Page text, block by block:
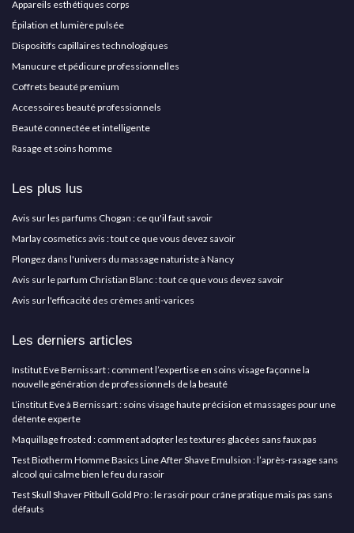
Appareils esthétiques corps
Épilation et lumière pulsée
Dispositifs capillaires technologiques
Manucure et pédicure professionnelles
Coffrets beauté premium
Accessoires beauté professionnels
Beauté connectée et intelligente
Rasage et soins homme
Les plus lus
Avis sur les parfums Chogan : ce qu'il faut savoir
Marlay cosmetics avis : tout ce que vous devez savoir
Plongez dans l'univers du massage naturiste à Nancy
Avis sur le parfum Christian Blanc : tout ce que vous devez savoir
Avis sur l'efficacité des crèmes anti-varices
Les derniers articles
Institut Eve Bernissart : comment l’expertise en soins visage façonne la
nouvelle génération de professionnels de la beauté
L’institut Eve à Bernissart : soins visage haute précision et massages pour une
détente experte
Maquillage frosted : comment adopter les textures glacées sans faux pas
Test Biotherm Homme Basics Line After Shave Emulsion : l’après-rasage sans
alcool qui calme bien le feu du rasoir
Test Skull Shaver Pitbull Gold Pro : le rasoir pour crâne pratique mais pas sans
défauts